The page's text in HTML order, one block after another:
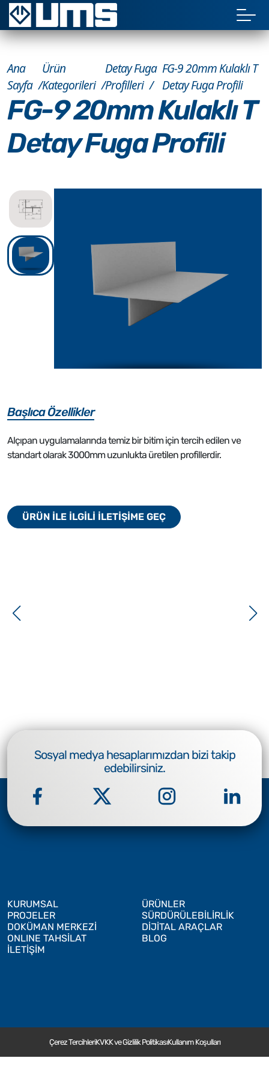
Ana
Sayfa
Ürün
Kategorileri
Detay Fuga
Profilleri
FG-9 20mm Kulaklı T
Detay Fuga Profili
FG-9 20mm Kulaklı T
Detay Fuga Profili
Başlıca Özellikler
Alçıpan uygulamalarında temiz bir bitim için tercih edilen ve
standart olarak 3000mm uzunlukta üretilen profillerdir.
ÜRÜN İLE İLGİLİ İLETİŞİME GEÇ
Sosyal medya hesaplarımızdan bizi takip
edebilirsiniz.
KURUMSAL
ÜRÜNLER
PROJELER
SÜRDÜRÜLEBİLİRLİK
DOKÜMAN MERKEZİ
DİJİTAL ARAÇLAR
ONLINE TAHSİLAT
BLOG
İLETİŞİM
Çerez TercihleriKVKK ve Gizlilik PolitikasıKullanım Koşulları